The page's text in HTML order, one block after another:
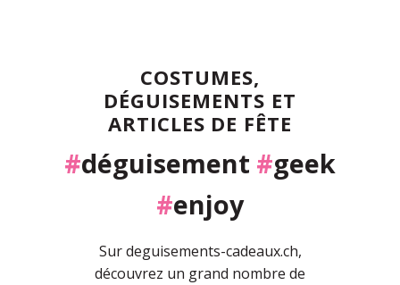
COSTUMES,
DÉGUISEMENTS ET
ARTICLES DE FÊTE
#déguisement #geek
#enjoy
Sur deguisements-cadeaux.ch,
découvrez un grand nombre de